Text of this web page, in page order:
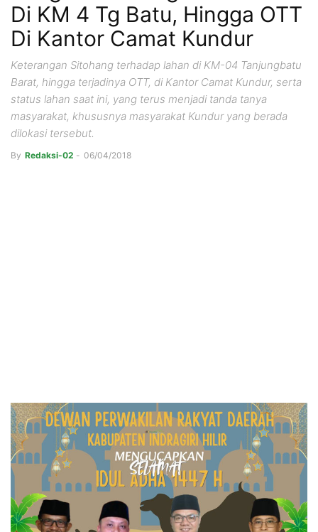
Di KM 4 Tg Batu, Hingga OTT
Di Kantor Camat Kundur
Keterangan Sitohang terhadap lahan di KM-04 Tanjungbatu
Barat, hingga terjadinya OTT, di Kantor Camat Kundur, serta
status lahan saat ini, yang terus menjadi tanda tanya
masyarakat, khususnya masyarakat Kundur yang berada
dilokasi tersebut.
By Redaksi-02 - 06/04/2018